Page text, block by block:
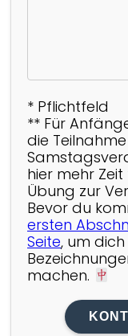
* Pflichtfeld
** Für
die
hier mehr
Übung zur
Bevor du
ersten
Seite, um
machen.